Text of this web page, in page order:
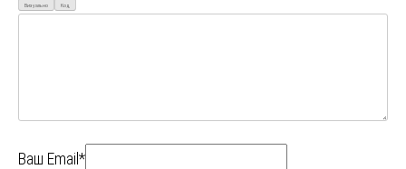
Визуально Код
Ваш Email*